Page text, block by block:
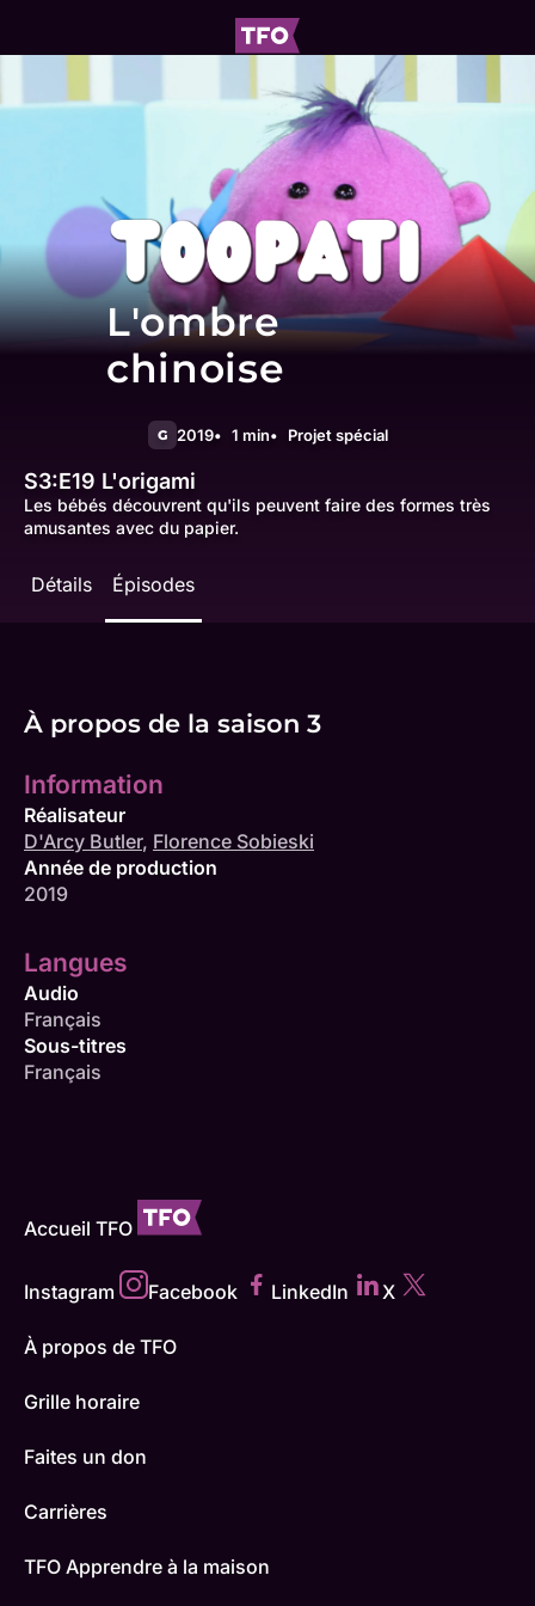
L'ombre
chinoise
G 2019 1 min Projet spécial
S3:E19 L'origami
Les bébés découvrent qu'ils peuvent faire des formes très
amusantes avec du papier.
Détails Épisodes
À propos de la saison 3
Information
Réalisateur
D'Arcy Butler, Florence Sobieski
Année de production
2019
Langues
Audio
Français
Sous-titres
Français
Accueil TFO
Instagram Facebook LinkedIn X
À propos de TFO
Grille horaire
Faites un don
Carrières
TFO Apprendre à la maison